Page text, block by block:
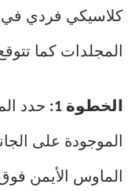
المجلدات كما
الخطوة 1: حدد
الماوس الأيمن